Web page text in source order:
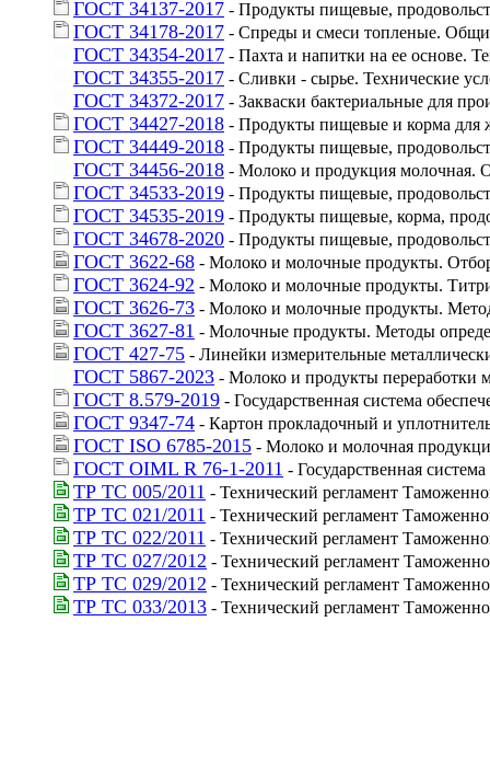
ГОСТ 34137-2017 - Продукты пищевые,
ГОСТ 34178-2017 - Спреды и смеси топленые.
ГОСТ 34354-2017 - Пахта и напитки на ее основе.
ГОСТ 34355-2017 - Сливки - сырье. Технические
ГОСТ 34372-2017 - Закваски бактериальные для
ГОСТ 34427-2018 - Продукты пищевые и корма для
ГОСТ 34449-2018 - Продукты пищевые,
ГОСТ 34456-2018 - Молоко и продукция молочная.
ГОСТ 34533-2019 - Продукты пищевые,
ГОСТ 34535-2019 - Продукты пищевые, корма,
ГОСТ 34678-2020 - Продукты пищевые,
ГОСТ 3622-68 - Молоко и молочные продукты.
ГОСТ 3624-92 - Молоко и молочные продукты.
ГОСТ 3626-73 - Молоко и молочные продукты.
ГОСТ 3627-81 - Молочные продукты. Методы
ГОСТ 427-75 - Линейки измерительные
ГОСТ 5867-2023 - Молоко и продукты переработки
ГОСТ 8.579-2019 - Государственная система
ГОСТ 9347-74 - Картон прокладочный и
ГОСТ ISO 6785-2015 - Молоко и молочная
ГОСТ OIML R 76-1-2011 - Государственная
ТР ТС 005/2011 - Технический регламент
ТР ТС 021/2011 - Технический регламент
ТР ТС 022/2011 - Технический регламент
ТР ТС 027/2012 - Технический регламент
ТР ТС 029/2012 - Технический регламент
ТР ТС 033/2013 - Технический регламент